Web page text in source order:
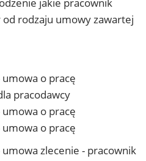
rodzaju umowy zawartej
o pracę
pracodawcy
o pracę
o pracę
zlecenie - pracownik